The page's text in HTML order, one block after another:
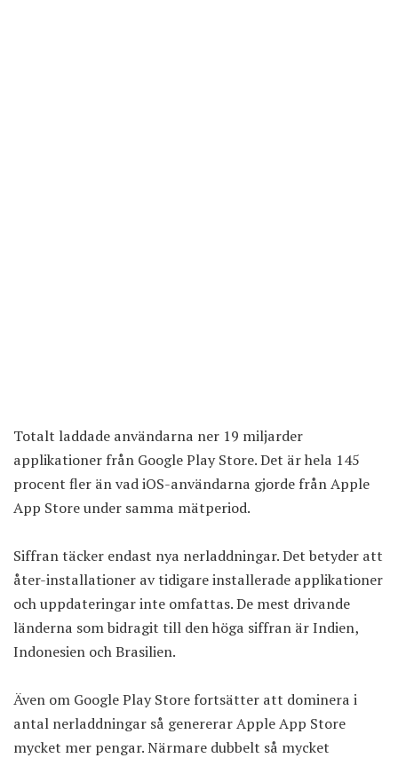
Totalt laddade användarna ner 19 miljarder
applikationer från Google Play Store. Det är hela 145
procent fler än vad iOS-användarna gjorde från Apple
App Store under samma mätperiod.
Siffran täcker endast nya nerladdningar. Det betyder att
åter-installationer av tidigare installerade applikationer
och uppdateringar inte omfattas. De mest drivande
länderna som bidragit till den höga siffran är Indien,
Indonesien och Brasilien.
Även om Google Play Store fortsätter att dominera i
antal nerladdningar så genererar Apple App Store
mycket mer pengar. Närmare dubbelt så mycket